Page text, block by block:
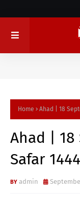
Home Ahad | 18
Ahad | 18
Safar
admin